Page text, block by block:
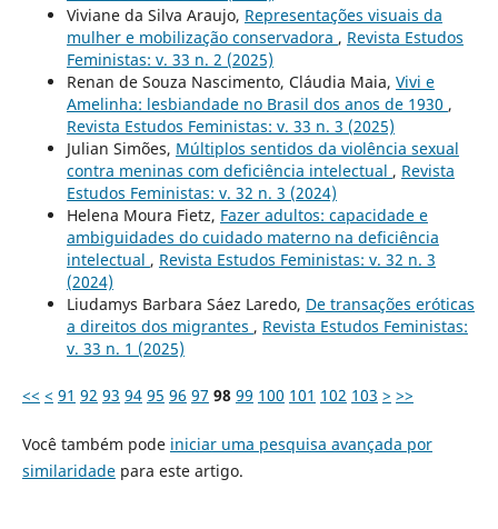
Viviane da Silva Araujo, Representações visuais da
mulher e mobilização conservadora , Revista Estudos
Feministas: v. 33 n. 2 (2025)
Renan de Souza Nascimento, Cláudia Maia, Vivi e
Amelinha: lesbiandade no Brasil dos anos de 1930 ,
Revista Estudos Feministas: v. 33 n. 3 (2025)
Julian Simões, Múltiplos sentidos da violência sexual
contra meninas com deficiência intelectual , Revista
Estudos Feministas: v. 32 n. 3 (2024)
Helena Moura Fietz, Fazer adultos: capacidade e
ambiguidades do cuidado materno na deficiência
intelectual , Revista Estudos Feministas: v. 32 n. 3
(2024)
Liudamys Barbara Sáez Laredo, De transações eróticas
a direitos dos migrantes , Revista Estudos Feministas:
v. 33 n. 1 (2025)
<< < 91 92 93 94 95 96 97 98 99 100 101 102 103 > >>
Você também pode iniciar uma pesquisa avançada por
similaridadepara este artigo.